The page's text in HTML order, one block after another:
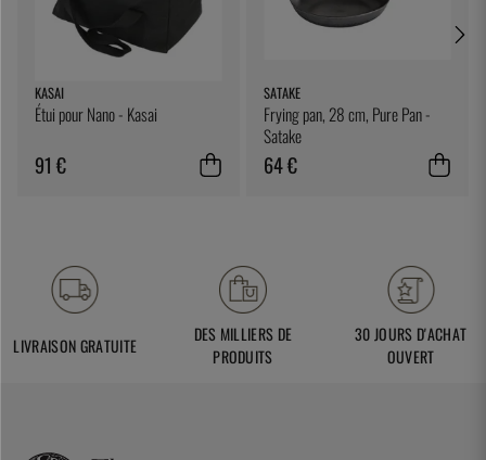
KASAI
Étui pour Nano - Kasai
91 €
SATAKE
Frying pan, 28 cm, Pure Pan -
Satake
64 €
LIVRAISON GRATUITE
DES MILLIERS DE
PRODUITS
30 JOURS D'ACHAT
OUVERT